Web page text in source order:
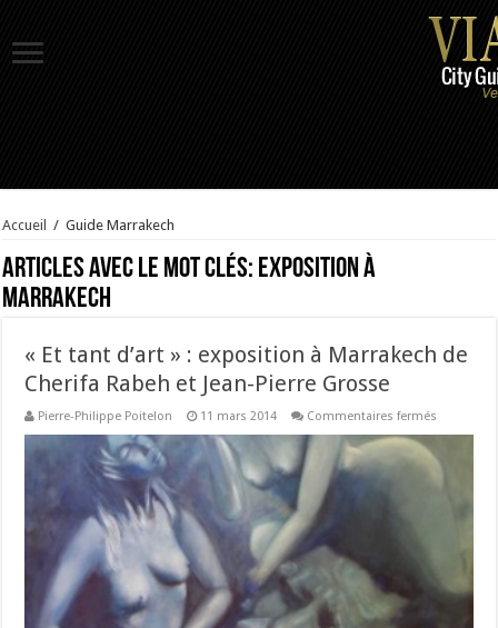
Accueil / Guide Marrakech
Articles avec le mot clés: Exposition à
Marrakech
« Et tant d’art » : exposition à Marrakech de
Cherifa Rabeh et Jean-Pierre Grosse
Pierre-Philippe Poitelon 11 mars 2014 Commentaires fermés
d’art »
exposition
Jean-